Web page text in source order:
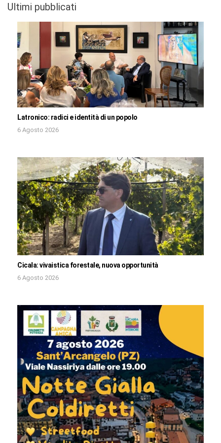
Ultimi pubblicati
Latronico: radici e identità di un popolo
6 Agosto 2026
Cicala: vivaistica forestale, nuova opportunità
6 Agosto 2026